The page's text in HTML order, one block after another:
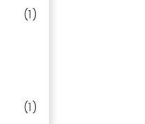
(1)
(1)